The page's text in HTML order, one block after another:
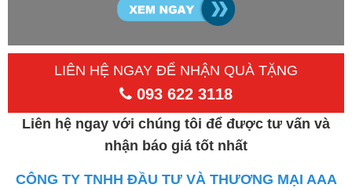
LIÊN HỆ NGAY ĐỂ NHẬN QUÀ TẶNG
093 622 3118
Liên hệ ngay với chúng tôi để được tư vấn và
nhận báo giá tốt nhất
CÔNG TY TNHH ĐẦU TƯ VÀ THƯƠNG MẠI AAA